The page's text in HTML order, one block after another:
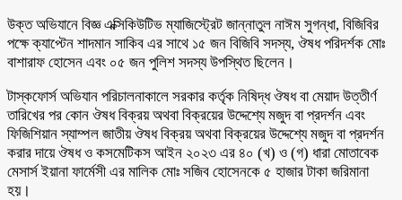
উক্ত অভিযানে বিজ্ঞ এক্সিকিউটিভ ম্যাজিস্ট্রেট জান্নাতুল নাঈম সুগন্ধা, বিজিবির
পক্ষে ক্যাপ্টেন শাদমান সাকিব এর সাথে ১৫ জন বিজিবি সদস্য, ঔষধ পরিদর্শক মোঃ
বাশারাফ হোসেন এবং ০৫ জন পুলিশ সদস্য উপস্থিত ছিলেন।
টাস্কফোর্স অভিযান পরিচালনাকালে সরকার কর্তৃক নিষিদ্ধ ঔষধ বা মেয়াদ উত্তীর্ণ
তারিখের পর কোন ঔষধ বিক্রয় অথবা বিক্রয়ের উদ্দেশ্যে মজুদ বা প্রদর্শন এবং
ফিজিশিয়ান স্যাম্পল জাতীয় ঔষধ বিক্রয় অথবা বিক্রয়ের উদ্দেশ্যে মজুদ বা প্রদর্শন
করার দায়ে ঔষধ ও কসমেটিকস আইন ২০২৩ এর ৪০ (খ) ও (গ) ধারা মোতাবেক
মেসার্স ইয়ানা ফার্মেসী এর মালিক মোঃ সজিব হোসেনকে ৫ হাজার টাকা জরিমানা
হয়।